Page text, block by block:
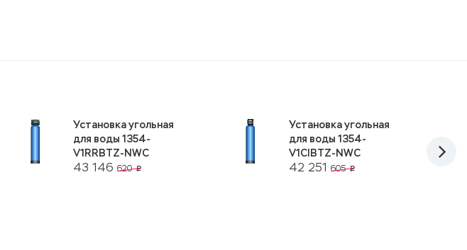
43 146 620p
Установка угольная
для воды 1354-
V1RRBTZ-NWC
42 251 605p
Установка угольная
для воды 1354-
V1CIBTZ-NWC